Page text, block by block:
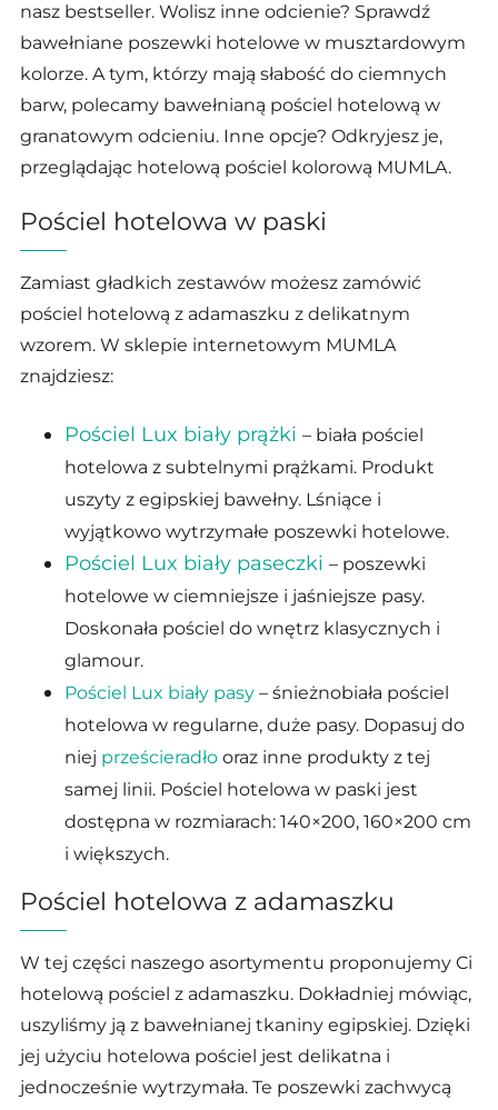
nasz bestseller. Wolisz inne odcienie? Sprawdź
bawełniane poszewki hotelowe w musztardowym
kolorze. A tym, którzy mają słabość do ciemnych
barw, polecamy bawełnianą pościel hotelową w
granatowym odcieniu. Inne opcje? Odkryjesz je,
przeglądając hotelową pościel kolorową MUMLA.
Pościel hotelowa w paski
Zamiast gładkich zestawów możesz zamówić
pościel hotelową z adamaszku z delikatnym
wzorem. W sklepie internetowym MUMLA
znajdziesz:
Pościel Lux biały prążki – biała pościel
hotelowa z subtelnymi prążkami. Produkt
uszyty z egipskiej bawełny. Lśniące i
wyjątkowo wytrzymałe poszewki hotelowe.
Pościel Lux biały paseczki – poszewki
hotelowe w ciemniejsze i jaśniejsze pasy.
Doskonała pościel do wnętrz klasycznych i
glamour.
Pościel Lux biały pasy – śnieżnobiała pościel
hotelowa w regularne, duże pasy. Dopasuj do
niej prześcieradło oraz inne produkty z tej
samej linii. Pościel hotelowa w paski jest
dostępna w rozmiarach: 140×200, 160×200 cm
i większych.
Pościel hotelowa z adamaszku
W tej części naszego asortymentu proponujemy Ci
hotelową pościel z adamaszku. Dokładniej mówiąc,
uszyliśmy ją z bawełnianej tkaniny egipskiej. Dzięki
jej użyciu hotelowa pościel jest delikatna i
jednocześnie wytrzymała. Te poszewki zachwycą